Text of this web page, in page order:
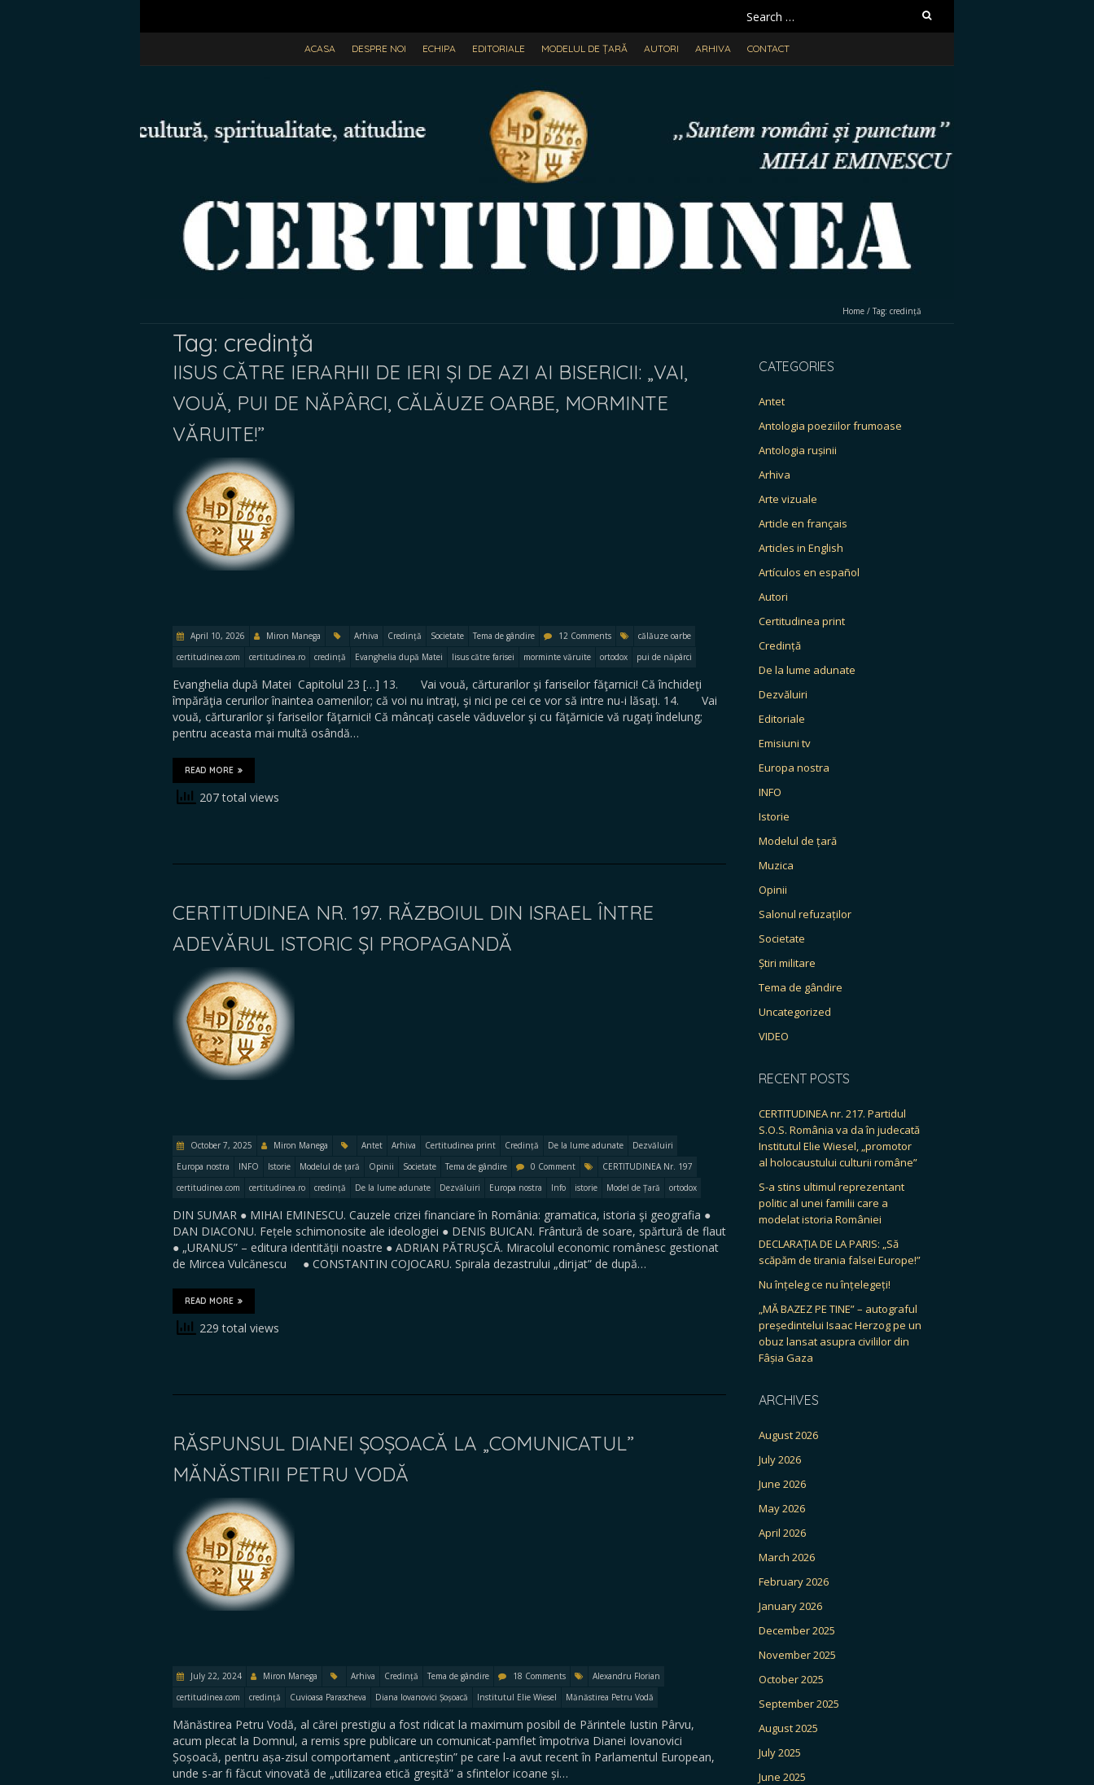
Search
for:
ACASA DESPRE NOI ECHIPA EDITORIALE MODELUL DE ȚARĂ AUTORI ARHIVA CONTACT
Home / Tag: credință
Tag: credință
IISUS CĂTRE IERARHII DE IERI ȘI DE AZI AI BISERICII: „VAI,
VOUĂ, PUI DE NĂPÂRCI, CĂLĂUZE OARBE, MORMINTE
VĂRUITE!”
April 10, 2026 Miron Manega Arhiva Credință Societate Tema de gândire 12 Comments
călăuze oarbe
certitudinea.com
certitudinea.ro credință Evanghelia după Matei Iisus către farisei morminte văruite ortodox pui de năpârci
Evanghelia după Matei Capitolul 23 […] 13. Vai vouă, cărturarilor şi fariseilor făţarnici! Că închideţi
împărăţia cerurilor înaintea oamenilor; că voi nu intraţi, şi nici pe cei ce vor să intre nu-i lăsaţi. 14. Vai
vouă, cărturarilor şi fariseilor făţarnici! Că mâncaţi casele văduvelor şi cu făţărnicie vă rugaţi îndelung;
pentru aceasta mai multă osândă…
READ MORE
207 total views
CERTITUDINEA NR. 197. RĂZBOIUL DIN ISRAEL ÎNTRE
ADEVĂRUL ISTORIC ȘI PROPAGANDĂ
October 7, 2025 Miron Manega Antet Arhiva Certitudinea print Credință De la lume adunate
Dezvăluiri
Europa nostra
INFO Istorie Modelul de țară Opinii Societate Tema de gândire 0 Comment
CERTITUDINEA Nr. 197
certitudinea.com
certitudinea.ro credință De la lume adunate Dezvăluiri Europa nostra Info istorie Model de Țară ortodox
DIN SUMAR ● MIHAI EMINESCU. Cauzele crizei financiare în România: gramatica, istoria şi geografia ●
DAN DIACONU. Fețele schimonosite ale ideologiei ● DENIS BUICAN. Frântură de soare, spărtură de flaut
● „URANUS” – editura identității noastre ● ADRIAN PĂTRUŞCĂ. Miracolul economic românesc gestionat
de Mircea Vulcănescu ● CONSTANTIN COJOCARU. Spirala dezastrului „dirijat” de după…
READ MORE
229 total views
RĂSPUNSUL DIANEI ȘOȘOACĂ LA „COMUNICATUL”
MĂNĂSTIRII PETRU VODĂ
July 22, 2024 Miron Manega Arhiva Credință Tema de gândire 18 Comments
Alexandru Florian
certitudinea.com
credință Cuvioasa Parascheva Diana Iovanovici Șoșoacă Institutul Elie Wiesel Mănăstirea Petru Vodă
Mănăstirea Petru Vodă, al cărei prestigiu a fost ridicat la maximum posibil de Părintele Iustin Pârvu,
acum plecat la Domnul, a remis spre publicare un comunicat-pamflet împotriva Dianei Iovanovici
Șoșoacă, pentru așa-zisul comportament „anticreștin” pe care l-a avut recent în Parlamentul European,
unde s-ar fi făcut vinovată de „utilizarea etică greșită” a sfintelor icoane și…
CATEGORIES
Antet
Antologia poeziilor frumoase
Antologia rușinii
Arhiva
Arte vizuale
Article en français
Articles in English
Artículos en español
Autori
Certitudinea print
Credință
De la lume adunate
Dezvăluiri
Editoriale
Emisiuni tv
Europa nostra
INFO
Istorie
Modelul de țară
Muzica
Opinii
Salonul refuzaților
Societate
Știri militare
Tema de gândire
Uncategorized
VIDEO
RECENT POSTS
CERTITUDINEA nr. 217. Partidul
S.O.S. România va da în judecată
Institutul Elie Wiesel, „promotor
al holocaustului culturii române”
S-a stins ultimul reprezentant
politic al unei familii care a
modelat istoria României
DECLARAȚIA DE LA PARIS: „Să
scăpăm de tirania falsei Europe!”
Nu înțeleg ce nu înțelegeți!
„MĂ BAZEZ PE TINE” – autograful
președintelui Isaac Herzog pe un
obuz lansat asupra civililor din
Fâșia Gaza
ARCHIVES
August 2026
July 2026
June 2026
May 2026
April 2026
March 2026
February 2026
January 2026
December 2025
November 2025
October 2025
September 2025
August 2025
July 2025
June 2025